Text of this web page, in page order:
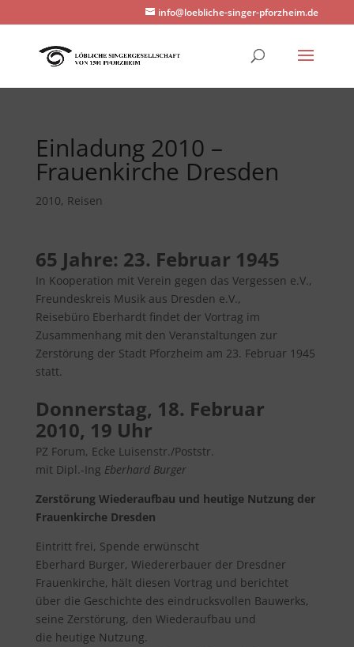
info@loebliche-singer-pforzheim.de
Einladung 2010 –
Frauenkirche Dresden
2010, Reisen
65 Jahre: 23. Februar 1945
In Kooperation mit Verein gegen das Vergessen e.V.,
Freundeskreis Musik aus Dresden e.V.,
Reisebüro Eberhardt findet der Vortrag im
Zusammenhang mit den Veranstaltungen zur
Zerstörung der Stadt Pforzheim am 23. Februar 1945
statt.
Donnerstag, 18. Februar
2010, 19 Uhr
PZ Forum, Ecke Luisenstr./Poststr.
mit Dipl.-Ing Eberhard Burger
Zerstörung Wiederaufbau und heutige Nutzung der
Frauenkirche Dresden
Eintritt frei, Spende erwünscht
Eberhard Burger, Wiedererbauer der Dresdner
Frauenkirche, hält diesen Vortrag und berichtet
über die Geschichte des eindrucksvollen Bauwerks,
seine Zerstörung, den Wiederaufbau und
die heutige Nutzung.